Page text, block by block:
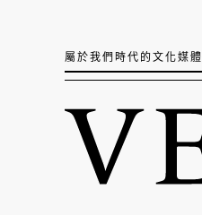
屬於我們時代的文化媒體